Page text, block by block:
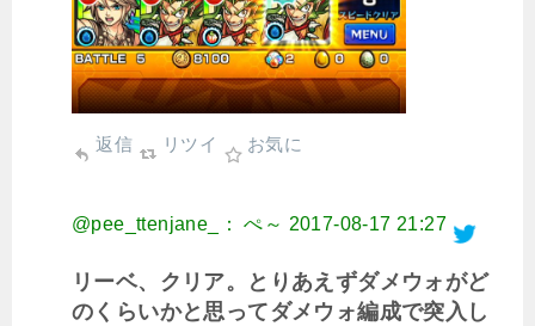
返信 リツイ お気に
@pee_ttenjane_： ぺ～ 2017-08-17 21:27
リーベ、クリア。とりあえずダメウォがど
のくらいかと思ってダメウォ編成で突入し